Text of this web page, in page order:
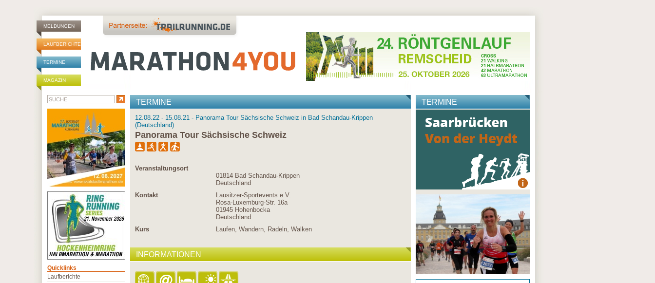
MELDUNGEN
LAUFBERICHTE
TERMINE
MAGAZIN
TERMINE
12.08.22 - 15.08.21 - Panorama Tour Sächsische Schweiz in Bad Schandau-Krippen
(Deutschland)
Panorama Tour Sächsische Schweiz
Veranstaltungsort
01814 Bad Schandau-Krippen
Deutschland
Kontakt
Lausitzer-Sportevents e.V.
Rosa-Luxemburg-Str. 16a
01945 Hohenbocka
Deutschland
Kurs
Laufen, Wandern, Radeln, Walken
INFORMATIONEN
TERMINE
Quicklinks
Laufberichte